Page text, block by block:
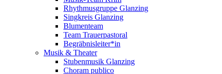
Rhythmusgruppe Glanzing
Singkreis Glanzing
Blumenteam
Team Trauerpastoral
Begräbnisleiter*in
Musik & Theater
Stubenmusik Glanzing
Choram publico